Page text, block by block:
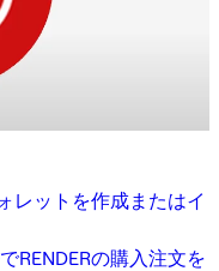
レットを作成またはイ
RENDERの購入注文を